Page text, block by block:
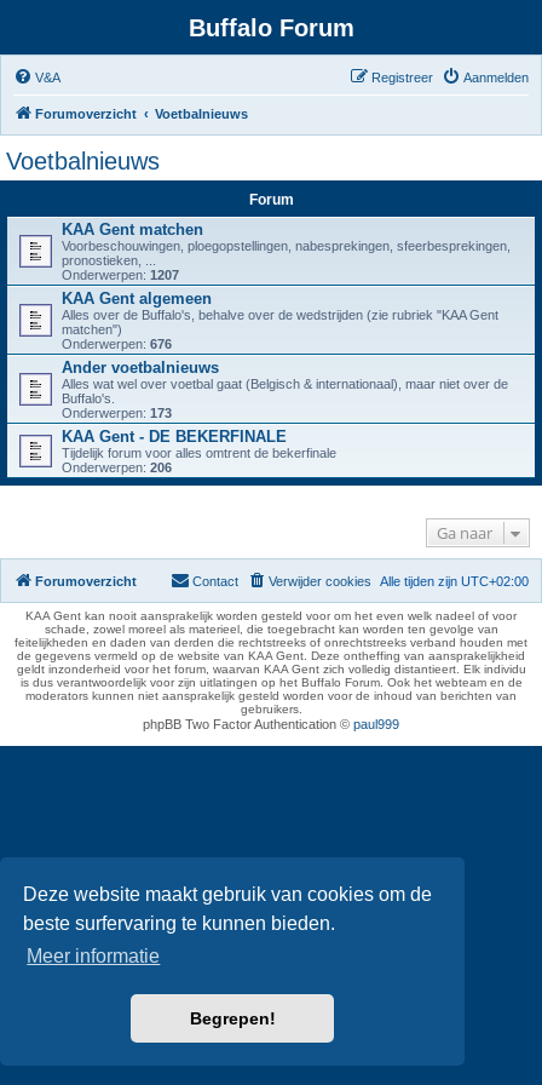
Deze website maakt gebruik van cookies om de
beste surfervaring te kunnen bieden.
Meer informatie
Begrepen!
Buffalo Forum
V&A Aanmelden
Registreer
Forumoverzicht Voetbalnieuws
Voetbalnieuws
Forum
KAA Gent matchen
Voorbeschouwingen, ploegopstellingen, nabesprekingen, sfeerbesprekingen,
pronostieken, ...
Onderwerpen: 1207
KAA Gent algemeen
Alles over de Buffalo's, behalve over de wedstrijden (zie rubriek "KAA Gent
matchen")
Onderwerpen: 676
Ander voetbalnieuws
Alles wat wel over voetbal gaat (Belgisch & internationaal), maar niet over de
Buffalo's.
Onderwerpen: 173
KAA Gent - DE BEKERFINALE
Tijdelijk forum voor alles omtrent de bekerfinale
Onderwerpen: 206
Ga naar
Forumoverzicht Alle tijden zijn UTC+02:00
Verwijder cookies
Contact
KAA Gent kan nooit aansprakelijk worden gesteld voor om het even welk nadeel of voor
schade, zowel moreel als materieel, die toegebracht kan worden ten gevolge van
feitelijkheden en daden van derden die rechtstreeks of onrechtstreeks verband houden met
de gegevens vermeld op de website van KAA Gent. Deze ontheffing van aansprakelijkheid
geldt inzonderheid voor het forum, waarvan KAA Gent zich volledig distantieert. Elk individu
is dus verantwoordelijk voor zijn uitlatingen op het Buffalo Forum. Ook het webteam en de
moderators kunnen niet aansprakelijk gesteld worden voor de inhoud van berichten van
gebruikers.
phpBB Two Factor Authentication © paul999